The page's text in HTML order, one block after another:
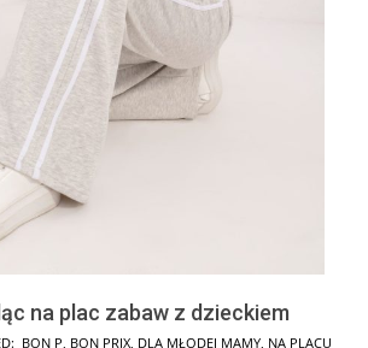
na plac zabaw z dzieckiem
BON P, BON PRIX, DLA MŁODEJ MAMY, NA PLACU